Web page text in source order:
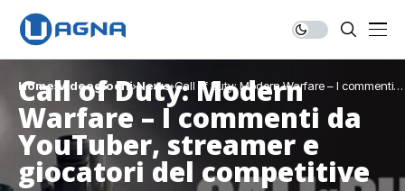
Home Videogiochi News Call of Duty: Modern Warfare – I commenti
da YouTuber, streamer e giocatori del
competitive
Call of Duty: Modern
Warfare – I commenti da
YouTuber, streamer e
giocatori del competitive